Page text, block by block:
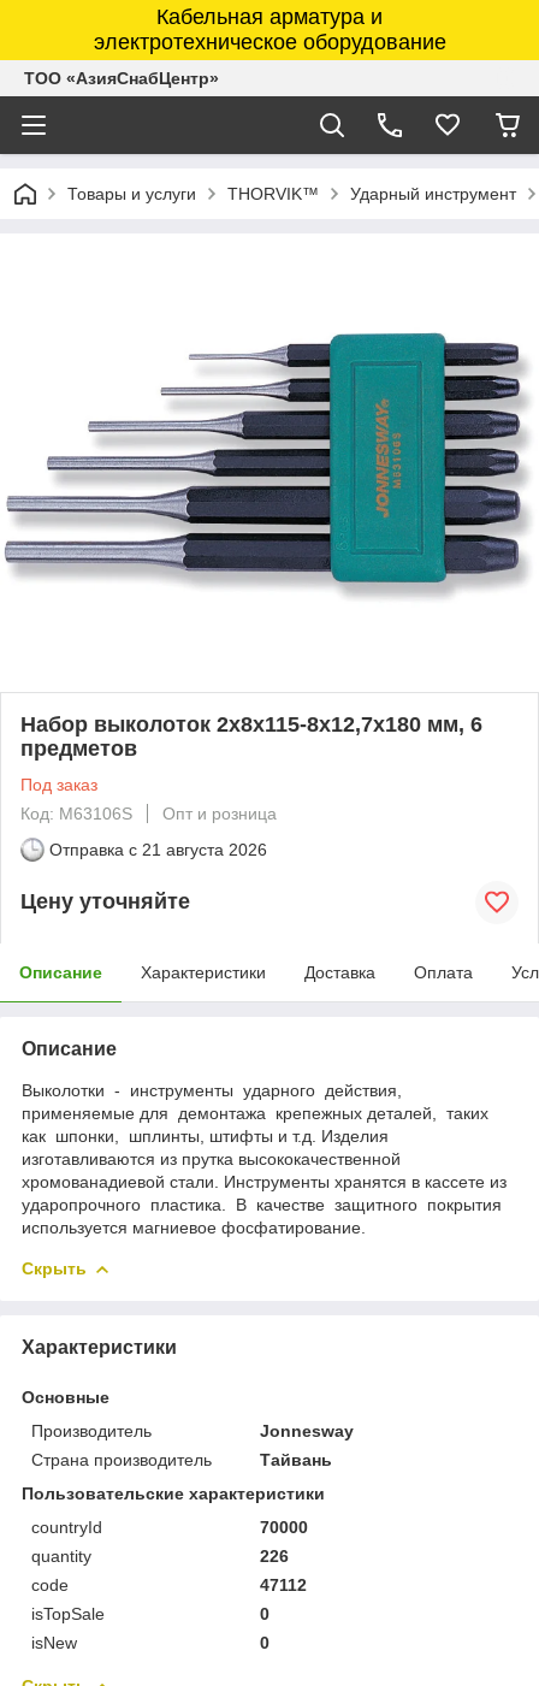
Кабельная арматура и
электротехническое оборудование
ТОО «АзияСнабЦентр»
Товары и услуги THORVIK™ Ударный инструмент
Набор выколоток 2х8х115-8х12,7х180 мм, 6
предметов
Под заказ
Код: M63106S
Опт и розница
Отправка с 21 августа 2026
Цену уточняйте
Описание Характеристики Доставка Оплата
Описание
Выколотки - инструменты ударного действия,
применяемые для демонтажа крепежных деталей, таких
как шпонки, шплинты, штифты и т.д. Изделия
изготавливаются из прутка высококачественной
хромованадиевой стали. Инструменты хранятся в кассете из
ударопрочного пластика. В качестве защитного покрытия
используется магниевое фосфатирование.
Скрыть
Характеристики
Основные
Производитель
Jonnesway
Страна производитель
Тайвань
Пользовательские характеристики
countryId
70000
quantity
226
code
47112
isTopSale
0
isNew
0